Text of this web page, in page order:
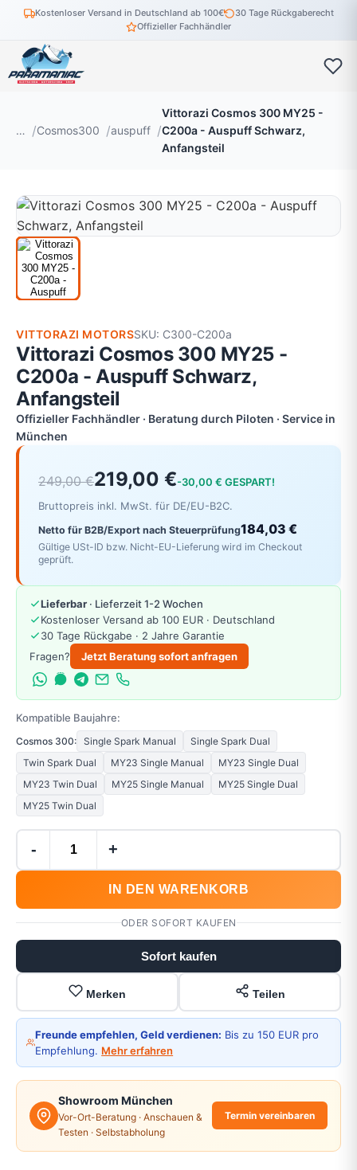
Kostenloser Versand in Deutschland ab 100€
30 Tage Rückgaberecht
Offizieller Fachhändler
… Cosmos300 auspuff
Vittorazi Cosmos 300 MY25 -
C200a - Auspuff Schwarz,
Anfangsteil
VITTORAZI MOTORSSKU: C300-C200a
Vittorazi Cosmos 300 MY25 -
C200a - Auspuff Schwarz,
Anfangsteil
Offizieller Fachhändler · Beratung durch Piloten · Service in
München
249,00 €219,00 €-30,00 € GESPART!
Bruttopreis inkl. MwSt. für DE/EU-B2C.
Netto für B2B/Export nach Steuerprüfung184,03 €
Gültige USt-ID bzw. Nicht-EU-Lieferung wird im Checkout
geprüft.
Lieferbar · Lieferzeit 1-2 Wochen
Kostenloser Versand ab 100 EUR · Deutschland
30 Tage Rückgabe · 2 Jahre Garantie
Fragen?
Jetzt Beratung sofort anfragen
Kompatible Baujahre:
Cosmos 300: Single Spark Manual
Single Spark Dual
Twin Spark Dual
MY23 Single Manual
MY23 Single Dual
MY23 Twin Dual
MY25 Single Manual
MY25 Single Dual
MY25 Twin Dual
- +
IN DEN WARENKORB
ODER SOFORT KAUFEN
Sofort kaufen
Merken Teilen
Freunde empfehlen, Geld verdienen: Bis zu 150 EUR pro
Empfehlung. Mehr erfahren
Showroom München
Vor-Ort-Beratung · Anschauen &
Testen · Selbstabholung
Termin vereinbaren